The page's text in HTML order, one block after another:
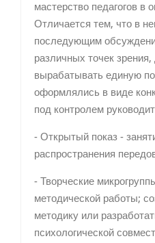
мастерство педагогов в
Отличается тем, что в
последующим
различных точек
вырабатывать единую
оформлялись в виде
под контролем
- Открытый показ -
распространения
- Творческие
методической работы;
методику или
психологической